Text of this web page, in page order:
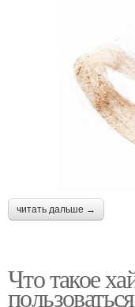
читать дальше →
Что такое